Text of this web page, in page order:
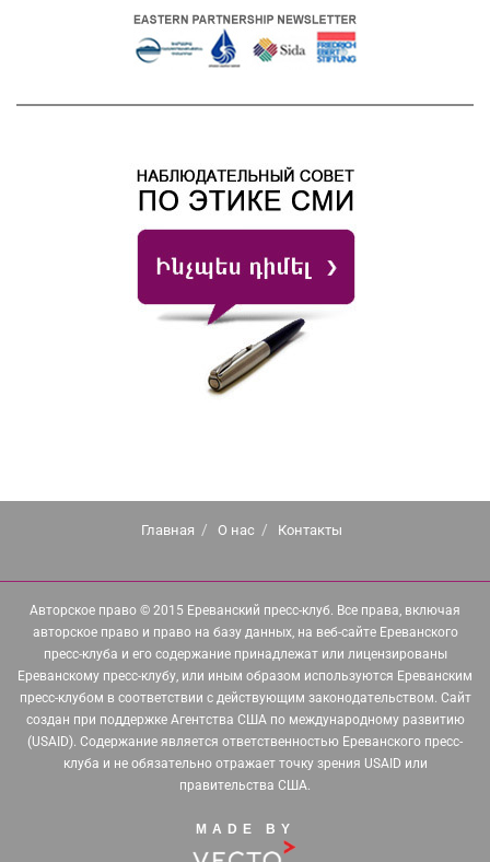
Главная О нас Контакты
Авторское право © 2015 Ереванский пресс-клуб. Все права, включая
авторское право и право на базу данных, на веб-сайте Ереванского
пресс-клуба и его содержание принадлежат или лицензированы
Ереванскому пресс-клубу, или иным образом используются Ереванским
пресс-клубом в соответствии с действующим законодательством. Сайт
создан при поддержке Агентства США по международному развитию
(USAID). Содержание является ответственностью Ереванского пресс-
клуба и не обязательно отражает точку зрения USAID или
правительства США.
MADE BY